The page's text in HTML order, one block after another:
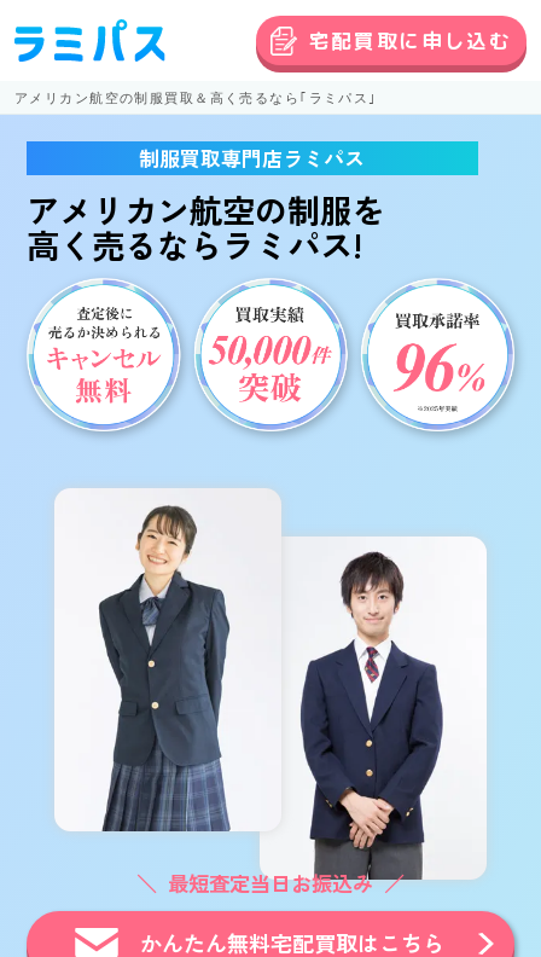
アメリカン航空の制服買取＆高く売るなら｢ラミパス｣
宅配買取に申し込む
制服買取専門店ラミパス
アメリカン航空の制服を
高く売るならラミパス!
最短査定当日お振込み
かんたん無料宅配買取はこちら